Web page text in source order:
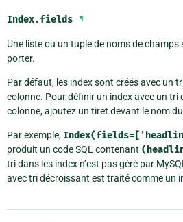
Index.fields ¶
Une liste ou un tuple de noms de champs
porter.
Par défaut, les index sont créés avec un
colonne. Pour définir un index avec un
colonne, ajoutez un tiret devant le nom
Par exemple,
produit un code SQL contenant
tri dans les index n’est pas géré par
avec tri décroissant est traité comme un